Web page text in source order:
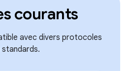
courants
avec divers protocoles